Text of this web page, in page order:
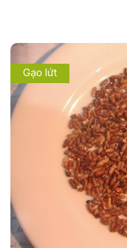
Gạo lứt